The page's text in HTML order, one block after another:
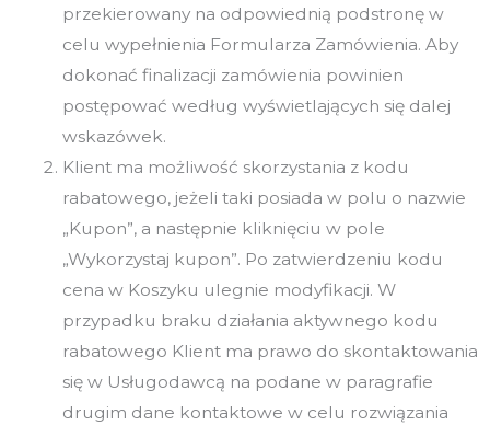
przekierowany na odpowiednią podstronę w
celu wypełnienia Formularza Zamówienia. Aby
dokonać finalizacji zamówienia powinien
postępować według wyświetlających się dalej
wskazówek.
Klient ma możliwość skorzystania z kodu
rabatowego, jeżeli taki posiada w polu o nazwie
„Kupon”, a następnie kliknięciu w pole
„Wykorzystaj kupon”. Po zatwierdzeniu kodu
cena w Koszyku ulegnie modyfikacji. W
przypadku braku działania aktywnego kodu
rabatowego Klient ma prawo do skontaktowania
się w Usługodawcą na podane w paragrafie
drugim dane kontaktowe w celu rozwiązania